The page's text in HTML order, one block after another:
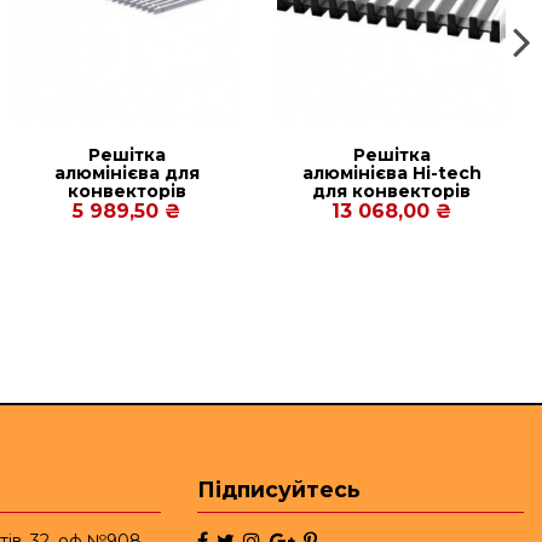
Решітка
алюмінієва для
конвекторів
Carrera C Hydro
90/120. 230.1750
5 989,50 ₴
Решітка
алюмінієва Hi-tech
для конвекторів
Carrera CV2 Hydro
90/120. 380.2500
13 068,00 ₴
Підписуйтесь